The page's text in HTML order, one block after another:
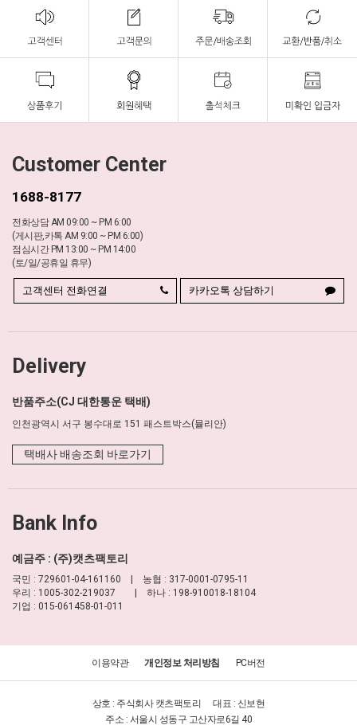
Customer Center
1688-8177
전화상담 AM 09:00 ~ PM 6:00
(게시판,카톡 AM 9:00 ~ PM 6:00)
점심시간 PM 13:00 ~ PM 14:00
(토/일/공휴일 휴무)
고객센터 전화연결 카카오톡 상담하기
Delivery
반품주소(CJ 대한통운 택배)
인천광역시 서구 봉수대로 151 패스트박스(뮬리안)
택배사 배송조회 바로가기
Bank Info
예금주 : (주)캣츠팩토리
국민 : 729601-04-161160 | 농협 : 317-0001-0795-11
우리 : 1005-302-219037 | 하나 : 198-910018-18104
기업 : 015-061458-01-011
이용약관 개인정보 처리방침 PC버전
상호 : 주식회사 캣츠팩토리
대표 : 신보현
주소 : 서울시 성동구 고산자로6길 40